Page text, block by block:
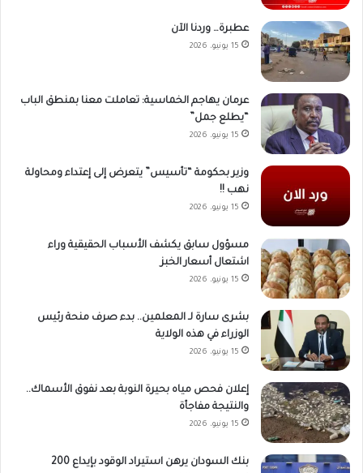
عطبرة… وردنا الآن
15 يونيو، 2026
عرمان يهاجم الخماسية: تعاملت معنا بمنطق الباب
“يطلع جمل”
15 يونيو، 2026
وزير بحكومة “تأسيس” يتعرض إلى إعتداء ومحاولة
نهب !!
15 يونيو، 2026
مسؤول سابق يكشف الأسباب الحقيقية وراء
اشتعال أسعار الخبز
15 يونيو، 2026
بشرى سارة لـ المعلمين.. بدء صرف منحة رئيس
الوزراء في هذه الولاية
15 يونيو، 2026
إعلان فحص مياه بحيرة النوبة بعد نفوق الأسماك..
والنتيجة مفاجأة
15 يونيو، 2026
بنك السودان يرهن استيراد الوقود بإيداع 200